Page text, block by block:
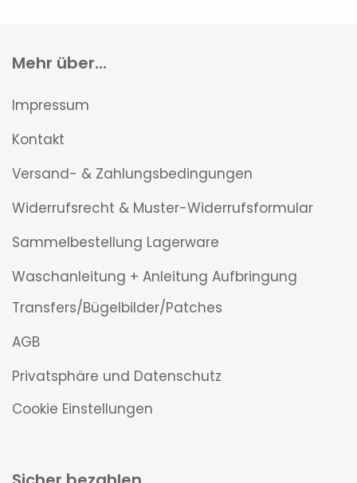
Mehr über...
Impressum
Kontakt
Versand- & Zahlungsbedingungen
Widerrufsrecht & Muster-Widerrufsformular
Sammelbestellung Lagerware
Waschanleitung + Anleitung Aufbringung
Transfers/Bügelbilder/Patches
AGB
Privatsphäre und Datenschutz
Cookie Einstellungen